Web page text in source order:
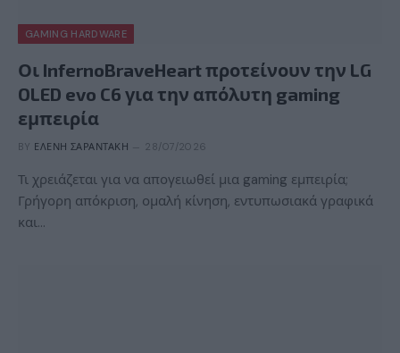
GAMING HARDWARE
Οι InfernoBraveHeart προτείνουν την LG
OLED evo C6 για την απόλυτη gaming
εμπειρία
BY ΕΛΈΝΗ ΣΑΡΑΝΤΆΚΗ 28/07/2026
Τι χρειάζεται για να απογειωθεί μια gaming εμπειρία;
Γρήγορη απόκριση, ομαλή κίνηση, εντυπωσιακά γραφικά
και…